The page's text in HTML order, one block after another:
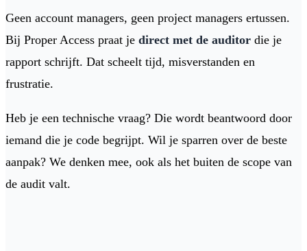
Geen account managers, geen project managers ertussen.
Bij Proper Access praat je direct met de auditor die je
rapport schrijft. Dat scheelt tijd, misverstanden en
frustratie.
Heb je een technische vraag? Die wordt beantwoord door
iemand die je code begrijpt. Wil je sparren over de beste
aanpak? We denken mee, ook als het buiten de scope van
de audit valt.